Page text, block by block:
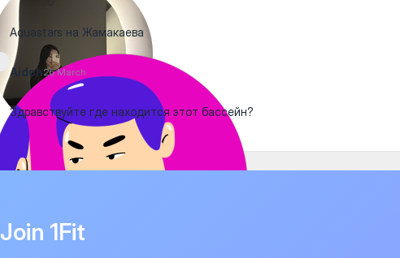
Aquastars на Жамакаева
Aidoh26 March
Здравствуйте где находится этот бассейн?
Join 1Fit